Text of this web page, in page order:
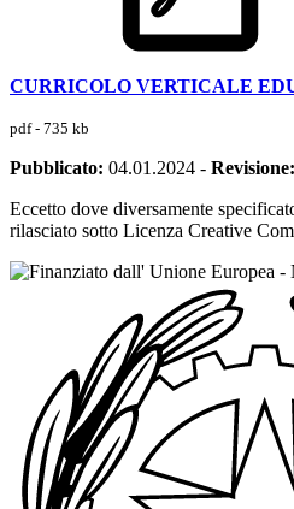
CURRICOLO VERTICALE
pdf - 735 kb
Pubblicato: 04.01.2024 - Revisione:
Eccetto dove diversamente
rilasciato sotto Licenza Creative